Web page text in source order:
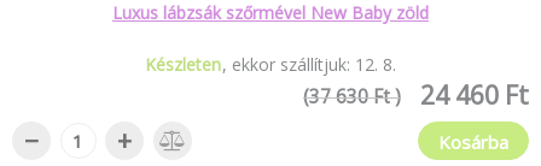
Luxus lábzsák szőrmével New Baby zöld
Készleten ekkor szállítjuk: 12. 8.
24 460 Ft
(37 630 Ft )
− + Kosárba